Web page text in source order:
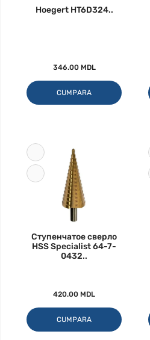
Hoegert HT6D324..
346.00 MDL
CUMPARA
Ступенчатое сверло
HSS Specialist 64-7-
0432..
420.00 MDL
CUMPARA